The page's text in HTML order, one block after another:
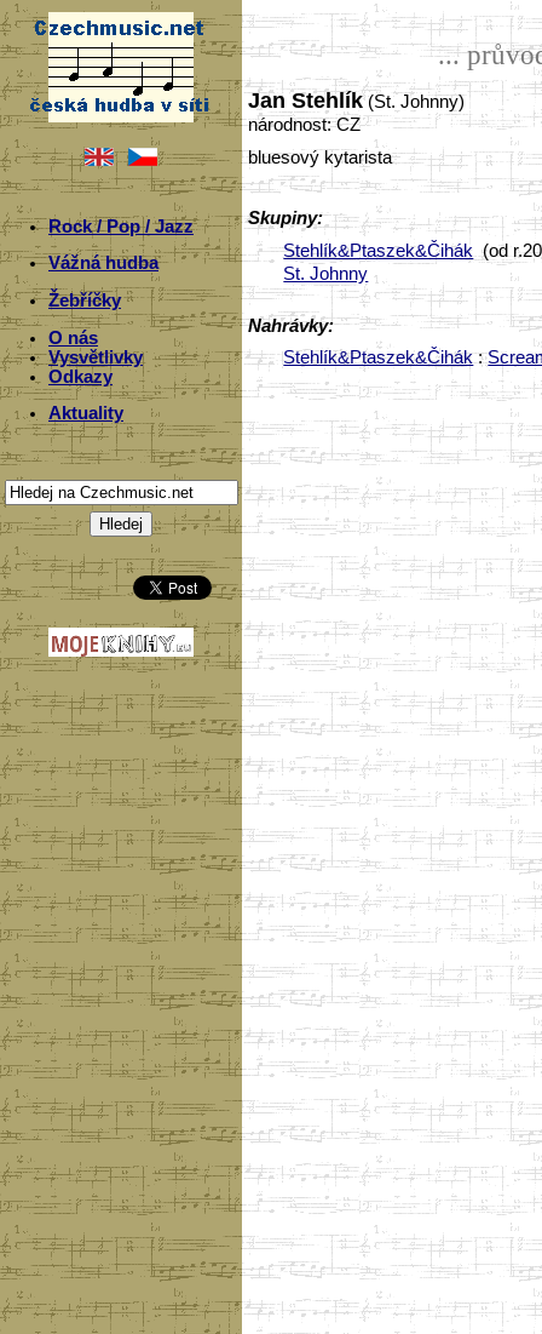
Rock / Pop / Jazz
Vážná hudba
Žebříčky
O nás
Vysvětlivky
Odkazy
Aktuality
...
Jan Stehlík(St. Johnny)
národnost: CZ
bluesový kytarista
Skupiny:
Stehlík&Ptaszek&Čihák (od
St. Johnny
Nahrávky:
Stehlík&Ptaszek&Čihák: